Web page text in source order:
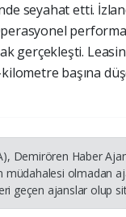
seyahat etti.
gerçekleşti.
başına
Demirören Haber
olmadan
geçen ajanslar olup